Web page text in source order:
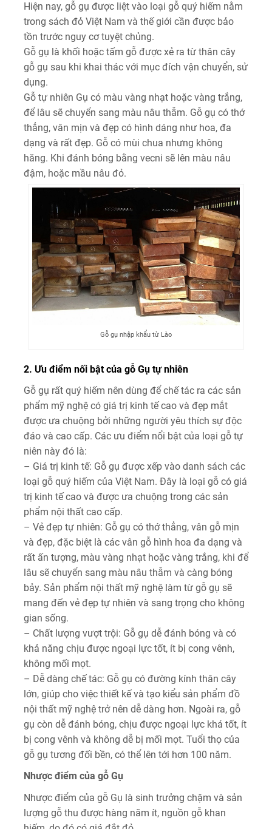
Hiện nay, gỗ gụ được liệt vào loại gỗ quý hiếm nằm
trong sách đỏ Việt Nam và thế giới cần được bảo
tồn trước nguy cơ tuyệt chủng.
Gỗ gụ là khối hoặc tấm gỗ được xẻ ra từ thân cây
gỗ gụ sau khi khai thác với mục đích vận chuyển, sử
dụng.
Gỗ tự nhiên Gụ có màu vàng nhạt hoặc vàng trắng,
để lâu sẽ chuyển sang màu nâu thẫm. Gỗ gụ có thớ
thẳng, vân mịn và đẹp có hình dáng như hoa, đa
dạng và rất đẹp. Gỗ có mùi chua nhưng không
hăng. Khi đánh bóng bằng vecni sẽ lên màu nâu
đậm, hoặc mầu nâu đỏ.
Gỗ gụ nhập khẩu từ Lào
2. Ưu điểm nối bật của gỗ Gụ tự nhiên
Gỗ gụ rất quý hiếm nên dùng để chế tác ra các sản
phẩm mỹ nghệ có giá trị kinh tế cao và đẹp mắt
được ưa chuộng bởi những người yêu thích sự độc
đáo và cao cấp. Các ưu điểm nổi bật của loại gỗ tự
niên này đó là:
– Giá trị kinh tế: Gỗ gụ được xếp vào danh sách các
loại gỗ quý hiếm của Việt Nam. Đây là loại gỗ có giá
trị kinh tế cao và được ưa chuộng trong các sản
phẩm nội thất cao cấp.
– Vẻ đẹp tự nhiên: Gỗ gụ có thớ thẳng, vân gỗ mịn
và đẹp, đặc biệt là các vân gỗ hình hoa đa dạng và
rất ấn tượng, màu vàng nhạt hoặc vàng trắng, khi để
lâu sẽ chuyển sang màu nâu thẫm và càng bóng
bảy. Sản phẩm nội thất mỹ nghệ làm từ gỗ gụ sẽ
mang đến vẻ đẹp tự nhiên và sang trọng cho không
gian sống.
– Chất lượng vượt trội: Gỗ gụ dễ đánh bóng và có
khả năng chịu được ngoại lực tốt, ít bị cong vênh,
không mối mọt.
– Dễ dàng chế tác: Gỗ gụ có đường kính thân cây
lớn, giúp cho việc thiết kế và tạo kiểu sản phẩm đồ
nội thất mỹ nghệ trở nên dễ dàng hơn. Ngoài ra, gỗ
gụ còn dễ đánh bóng, chịu được ngoại lực khá tốt, ít
bị cong vênh và không dễ bị mối mọt. Tuổi thọ của
gỗ gụ tương đối bền, có thể lên tới hơn 100 năm.
Nhược điểm của gỗ Gụ
Nhược điểm của gỗ Gụ là sinh trưởng chậm và sản
lượng gỗ thu được hàng năm ít, nguồn gỗ khan